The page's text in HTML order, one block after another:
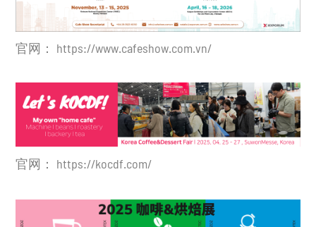
官网： https://www.cafeshow.com.vn/
官网： https://kocdf.com/